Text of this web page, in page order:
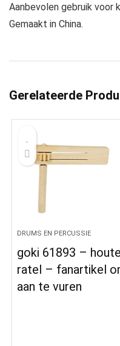
Aanbevolen gebruik voor
Gemaakt in China.
Gerelateerde
DRUMS EN PERCUSSIE
goki 61893 –
ratel – fanartikel
aan te vuren